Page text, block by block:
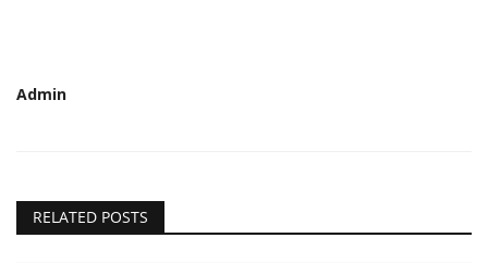
Admin
RELATED POSTS